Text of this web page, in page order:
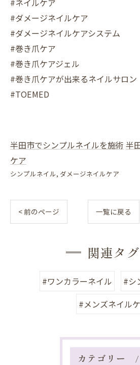
#ネイルケア
#ダメージネイルケア
#ダメージネイルケアシステム
#巻き爪ケア
#巻き爪ケアジェル
#巻き爪ケアが出来るネイルサロン
#TOEMED
半田市でシンプルネイルを施術 半
ケア
シンプルネイル ダメージネイルケア
< 前のページ 一覧に戻る
関連タグ
#ワンカラーネイル
#シ
#メンズネイル
カテゴリー